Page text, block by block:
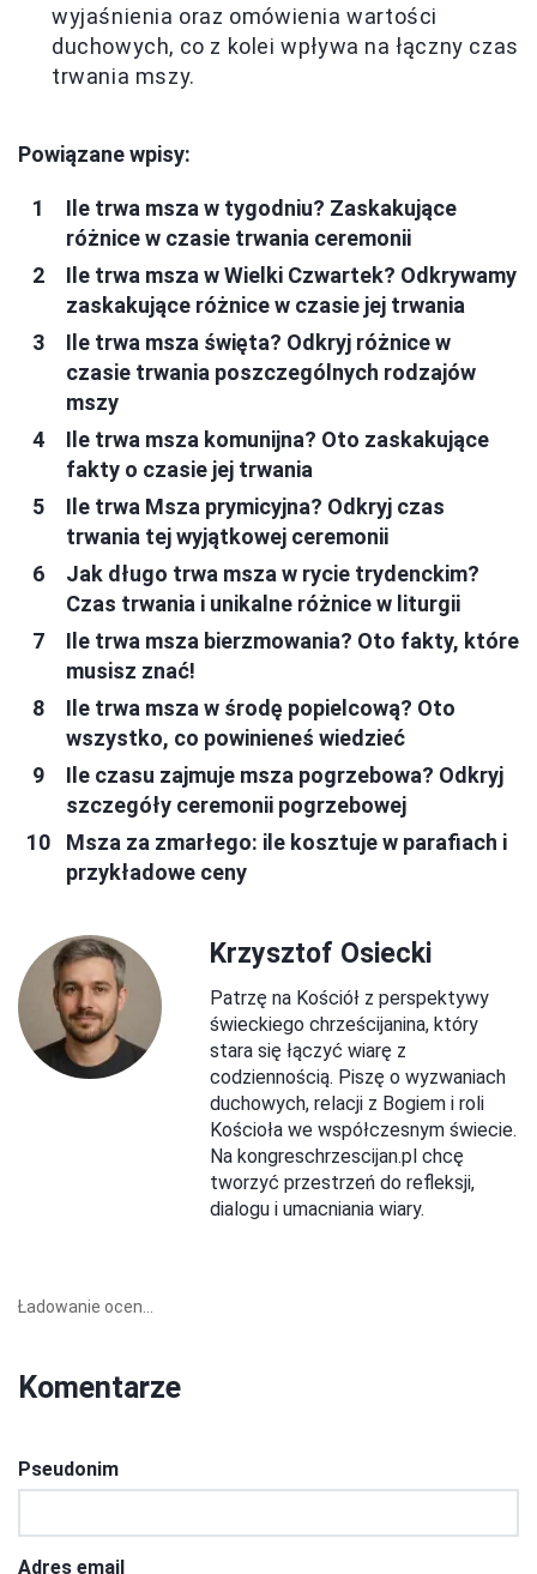
wyjaśnienia oraz omówienia wartości
duchowych, co z kolei wpływa na łączny czas
trwania mszy.
Powiązane wpisy:
Ile trwa msza w tygodniu? Zaskakujące
różnice w czasie trwania ceremonii
Ile trwa msza w Wielki Czwartek? Odkrywamy
zaskakujące różnice w czasie jej trwania
Ile trwa msza święta? Odkryj różnice w
czasie trwania poszczególnych rodzajów
mszy
Ile trwa msza komunijna? Oto zaskakujące
fakty o czasie jej trwania
Ile trwa Msza prymicyjna? Odkryj czas
trwania tej wyjątkowej ceremonii
Jak długo trwa msza w rycie trydenckim?
Czas trwania i unikalne różnice w liturgii
Ile trwa msza bierzmowania? Oto fakty, które
musisz znać!
Ile trwa msza w środę popielcową? Oto
wszystko, co powinieneś wiedzieć
Ile czasu zajmuje msza pogrzebowa? Odkryj
szczegóły ceremonii pogrzebowej
Msza za zmarłego: ile kosztuje w parafiach i
przykładowe ceny
Krzysztof Osiecki
Patrzę na Kościół z perspektywy
świeckiego chrześcijanina, który
stara się łączyć wiarę z
codziennością. Piszę o wyzwaniach
duchowych, relacji z Bogiem i roli
Kościoła we współczesnym świecie.
Na kongreschrzescijan.pl chcę
tworzyć przestrzeń do refleksji,
dialogu i umacniania wiary.
Ładowanie ocen...
Komentarze
Pseudonim
Adres email